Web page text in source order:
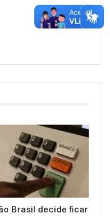
Brasil decide ficar